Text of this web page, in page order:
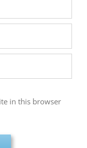
in this browser